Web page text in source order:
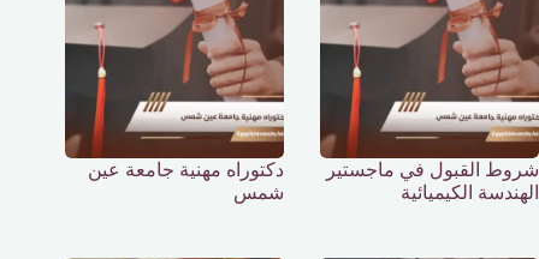
شروط القبول في ماجستير
الهندسة الكيميائية
دكتوراه مهنية جامعة عين
شمس